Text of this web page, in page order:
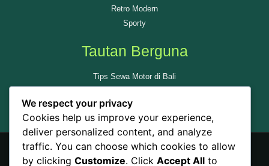
Retro Modern
Sporty
Tautan Berguna
Tips Sewa Motor di Bali
Ulas Kami di GMAP
We respect your privacy
Cookies help us improve your experience,
deliver personalized content, and analyze
traffic. You can choose which cookies to allow
by clicking Customize. Click Accept All to